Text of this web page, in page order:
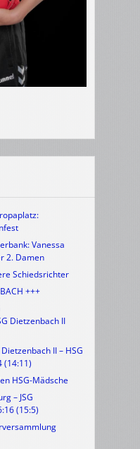
Vanessa
2. Damen
Schiedsrichter
+++
Dietzenbach II
II – HSG
(14:11)
HSG-Mädsche
– JSG
(15:5)